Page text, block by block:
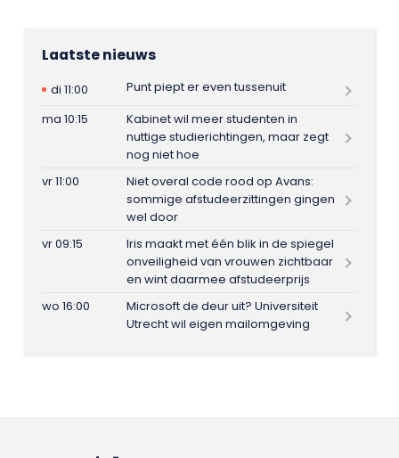
Laatste nieuws
di 11:00
Punt piept er even tussenuit
ma 10:15
Kabinet wil meer studenten in
nuttige studierichtingen, maar zegt
nog niet hoe
vr 11:00
Niet overal code rood op Avans:
sommige afstudeerzittingen gingen
wel door
vr 09:15
Iris maakt met één blik in de spiegel
onveiligheid van vrouwen zichtbaar
en wint daarmee afstudeerprijs
wo 16:00
Microsoft de deur uit? Universiteit
Utrecht wil eigen mailomgeving